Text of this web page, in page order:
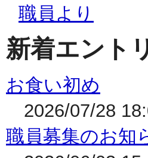
新着エント
お食い初め
2026/07/28
職員募集のお知